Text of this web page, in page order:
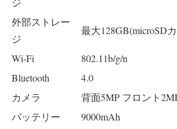
外部ストレー
ジ
最大128GB(microSD
Wi-Fi
802.11b/g/n
Bluetooth
4.0
カメラ
背面5MP フロント
バッテリー
9000mAh